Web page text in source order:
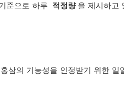
준으로 하루 적정량 을 제시하고
삼의 기능성을 인정받기 위한